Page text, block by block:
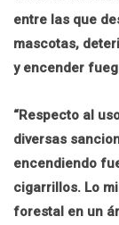
entre las que
mascotas,
y encender
“Respecto al
diversas
encendiendo
cigarrillos. Lo
forestal en un